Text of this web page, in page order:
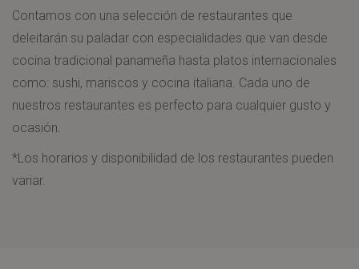
de
diapositivas
enlaces,
se
actualizará
el
contenido
Contamos con una selección de restaurantes que
deleitarán su paladar con especialidades que van desde
cocina tradicional panameña hasta platos internacionales
como: sushi, mariscos y cocina italiana. Cada uno de
nuestros restaurantes es perfecto para cualquier gusto y
ocasión.
*Los horarios y disponibilidad de los restaurantes pueden
variar.